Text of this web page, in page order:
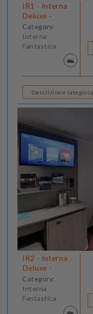
IR1 - Interna
Deluxe -
Category:
Interna
Fantastica
Descrizione categoria
IR2 - Interna
Deluxe -
Category:
Interna
Fantastica